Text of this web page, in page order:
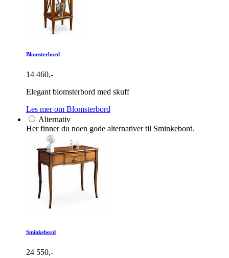
Blomsterbord
14 460,-
Elegant blomsterbord med skuff
Les mer om Blomsterbord
Alternativ
Her finner du noen gode alternativer til Sminkebord.
Sminkebord
24 550,-